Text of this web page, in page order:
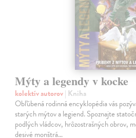
Mýty a legendy v kocke
kolektív autorov| Kniha
Obľúbená rodinná encyklopédia vás
starých mýtov a legiend. Spoznajte
podlých vládcov, hrôzostrašných obrov,
desivé monštrá…